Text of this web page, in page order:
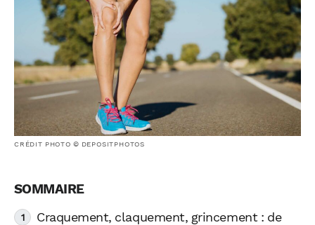
CRÉDIT PHOTO © DEPOSITPHOTOS
Craquement, claquement, grincement : de